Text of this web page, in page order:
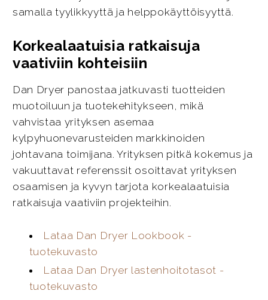
samalla tyylikkyyttä ja helppokäyttöisyyttä.
Korkealaatuisia ratkaisuja
vaativiin kohteisiin
Dan Dryer panostaa jatkuvasti tuotteiden
muotoiluun ja tuotekehitykseen, mikä
vahvistaa yrityksen asemaa
kylpyhuonevarusteiden markkinoiden
johtavana toimijana. Yrityksen pitkä kokemus ja
vakuuttavat referenssit osoittavat yrityksen
osaamisen ja kyvyn tarjota korkealaatuisia
ratkaisuja vaativiin projekteihin.
Lataa Dan Dryer Lookbook -
tuotekuvasto
Lataa Dan Dryer lastenhoitotasot -
tuotekuvasto